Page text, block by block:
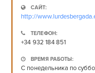
САЙТ:
http://
ТЕЛЕФОН:
+34 932 184 851
ВРЕМЯ РАБОТЫ:
С понедельника по